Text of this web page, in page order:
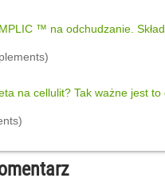
™ na odchudzanie.
na cellulit? Tak ważne jest to